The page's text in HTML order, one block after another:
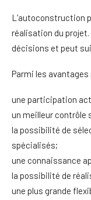
L’autoconstruction
réalisation du
décisions et peut
Parmi les
une participation
un meilleur contrôle
la possibilité de
spécialisés;
une connaissance
la possibilité de
une plus grande